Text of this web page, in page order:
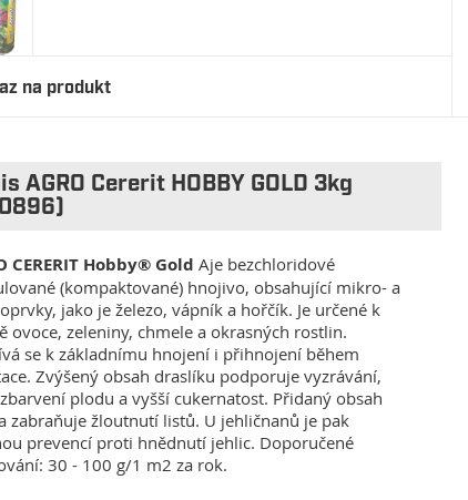
na produkt
AGRO Cererit HOBBY GOLD 3kg
CERERIT Hobby® Gold Aje bezchloridové
(kompaktované) hnojivo, obsahující mikro- a
jako je železo, vápník a hořčík. Je určené k
ovoce, zeleniny, chmele a okrasných rostlin.
se k základnímu hnojení i přihnojení během
Zvýšený obsah draslíku podporuje vyzrávání,
plodu a vyšší cukernatost. Přidaný obsah
zabraňuje žloutnutí listů. U jehličnanů je pak
prevencí proti hnědnutí jehlic. Doporučené
30 - 100 g/1 m2 za rok.